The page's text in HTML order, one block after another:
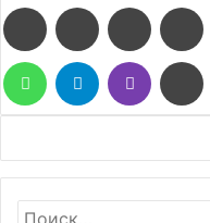
FacebookTwitter LinkedIn
WhatsAppTelegram Viber
Найти: